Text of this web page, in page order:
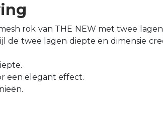
rok van THE NEW met twee
de twee lagen diepte en dimensie
een elegant effect.